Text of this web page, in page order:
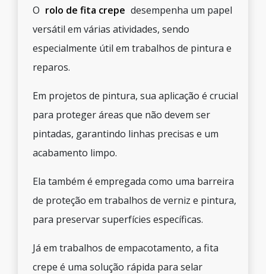
O rolo de fita crepe desempenha um papel
versátil em várias atividades, sendo
especialmente útil em trabalhos de pintura e
reparos.
Em projetos de pintura, sua aplicação é crucial
para proteger áreas que não devem ser
pintadas, garantindo linhas precisas e um
acabamento limpo.
Ela também é empregada como uma barreira
de proteção em trabalhos de verniz e pintura,
para preservar superfícies específicas.
Já em trabalhos de empacotamento, a fita
crepe é uma solução rápida para selar